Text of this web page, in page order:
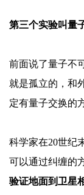
第三个实验叫量
前面说了量子不
就是孤立的，和
定有量子交换的
科学家在20世纪
可以通过纠缠的
验证地面到卫星